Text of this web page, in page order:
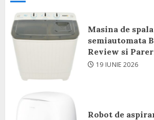
Masina de
semiautomata
Review si
19 IUNIE 2026
Robot de